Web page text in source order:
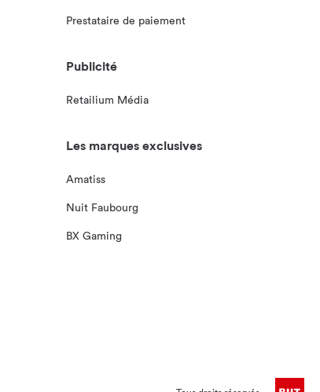
Prestataire de paiement
Publicité
Retailium Média
Les marques exclusives
Amatiss
Nuit Faubourg
BX Gaming